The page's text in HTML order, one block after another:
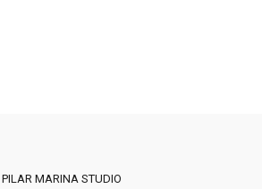
PILAR MARINA STUDIO